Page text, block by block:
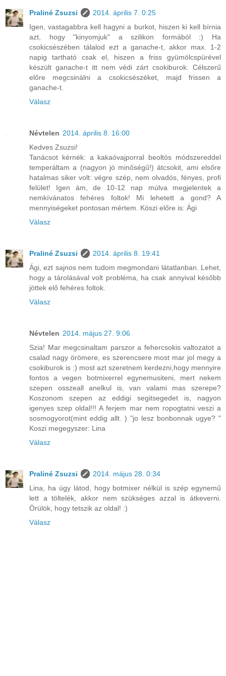
Praliné Zsuzsi
2014. április 7. 0:25
Igen, vastagabbra kell hagyni a burkot, hiszen ki kell bírnia
azt, hogy "kinyomjuk" a szilikon formából :) Ha
csokicsészében tálalod ezt a ganache-t, akkor max. 1-2
napig tartható csak el, hiszen a friss gyümölcspürével
készült ganache-t itt nem védi zárt csokiburok. Célszerű
előre megcsinálni a csokicsészéket, majd frissen a
ganache-t.
Válasz
Névtelen 2014. április 8. 16:00
Kedves Zsuzsi!
Tanácsot kérnék: a kakaóvajporral beoltós módszereddel
temperáltam a (nagyon jó minőségű!) átcsokit, ami elsőre
hatalmas siker volt: végre szép, nem olvadós, fényes, profi
felület! Igen ám, de 10-12 nap múlva megjelentek a
nemkívánatos fehéres foltok! Mi lehetett a gond? A
mennyiségeket pontosan mértem. Köszi előre is: Ági
Válasz
Praliné Zsuzsi
2014. április 8. 19:41
Ági, ezt sajnos nem tudom megmondani látatlanban. Lehet,
hogy a tárolásával volt probléma, ha csak annyival később
jöttek elő fehéres foltok.
Válasz
Névtelen 2014. május 27. 9:06
Szia! Mar megcsinaltam parszor a fehercsokis valtozatot a
csalad nagy örömere, es szerencsere most mar jol megy a
csokiburok is :) most azt szeretnem kerdezni,hogy mennyire
fontos a vegen botmixerrel egynemusiteni, mert nekem
szepen osszeall anelkul is, van valami mas szerepe?
Koszonom szepen az eddigi segitsegedet is, nagyon
igenyes szep oldal!!! A ferjem mar nem ropogtatni veszi a
sosmogyorot(mint eddig allt. ) "jo lesz bonbonnak ugye? "
Koszi megegyszer: Lina
Válasz
Praliné Zsuzsi
2014. május 28. 0:34
Lina, ha úgy látod, hogy botmixer nélkül is szép egynemű
lett a töltelék, akkor nem szükséges azzal is átkeverni.
Örülök, hogy tetszik az oldal! :)
Válasz